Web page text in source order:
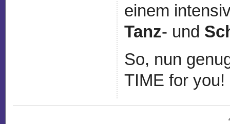
einem
Tanz- und
So, nun
TIME for you!